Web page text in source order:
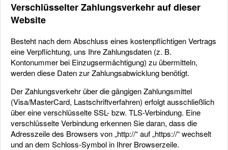
Verschlüsselter Zahlungsverkehr auf dieser
Website
Besteht nach dem Abschluss eines kostenpflichtigen Vertrags
eine Verpflichtung, uns Ihre Zahlungsdaten (z. B.
Kontonummer bei Einzugsermächtigung) zu übermitteln,
werden diese Daten zur Zahlungsabwicklung benötigt.
Der Zahlungsverkehr über die gängigen Zahlungsmittel
(Visa/MasterCard, Lastschriftverfahren) erfolgt ausschließlich
über eine verschlüsselte SSL- bzw. TLS-Verbindung. Eine
verschlüsselte Verbindung erkennen Sie daran, dass die
Adresszeile des Browsers von „http://“ auf „https://“ wechselt
und an dem Schloss-Symbol in Ihrer Browserzeile.